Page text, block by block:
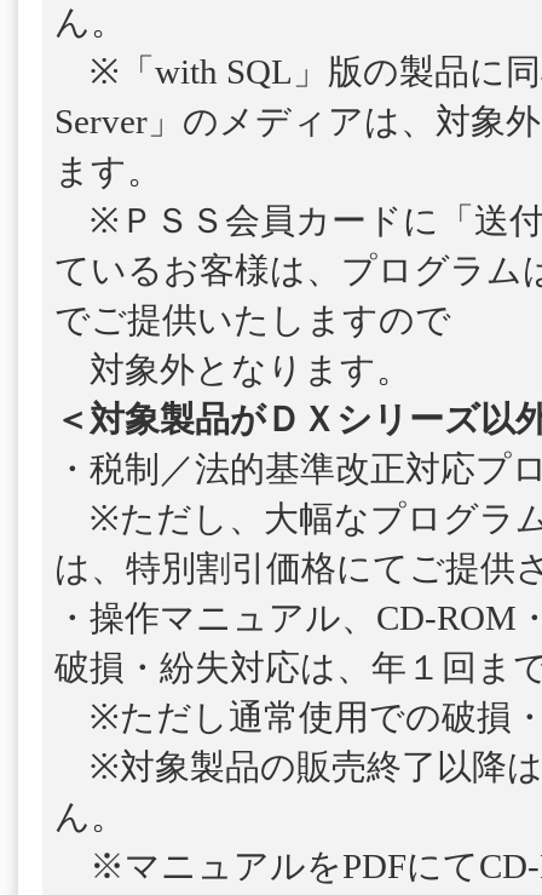
ん。
※「with SQL」版の製品に
Server」のメディアは、対象
ます。
※ＰＳＳ会員カードに「送
ているお客様は、プログラム
でご提供いたしますので
対象外となります。
＜対象製品がＤＸシリーズ以
・税制／法的基準改正対応プ
※ただし、大幅なプログラ
は、特別割引価格にてご提供
・操作マニュアル、CD-ROM
破損・紛失対応は、年１回ま
※ただし通常使用での破損
※対象製品の販売終了以降
ん。
※マニュアルをPDFにてCD-